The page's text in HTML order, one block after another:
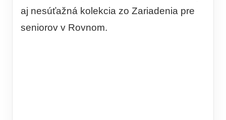
aj nesúťažná kolekcia zo Zariadenia pre
seniorov v Rovnom.